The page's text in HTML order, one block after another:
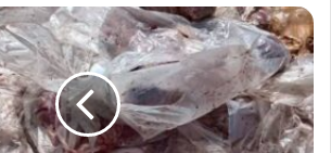
يا
خبر
…
ولاية
سودانية
توزع